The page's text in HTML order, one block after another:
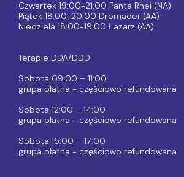
Czwartek 19:00-21:00 Panta Rhei (NA)
Piątek 18:00-20:00 Dromader (AA)
Niedziela 18:00-19:00 Łazarz (AA)
Terapie DDA/DDD
Sobota 09:00 – 11:00
grupa płatna - częściowo refundowana
Sobota 12:00 – 14:00
grupa płatna - częściowo refundowana
Sobota 15:00 – 17:00
grupa płatna - częściowo refundowana